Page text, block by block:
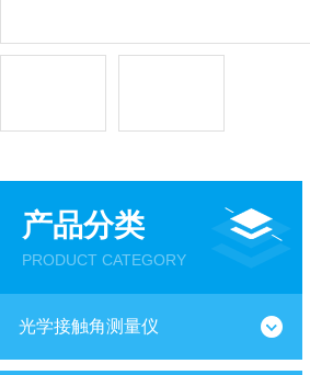
产品分类
PRODUCT CATEGORY
光学接触角测量仪